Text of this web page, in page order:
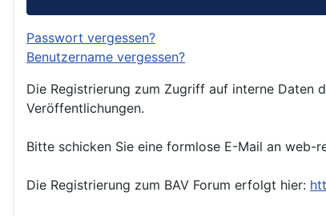
Passwort vergessen?
Benutzername vergessen?
Die Registrierung zum Zugriff auf interne Daten
Veröffentlichungen.
Bitte schicken Sie eine formlose E-Mail an web-
Die Registrierung zum BAV Forum erfolgt hier: